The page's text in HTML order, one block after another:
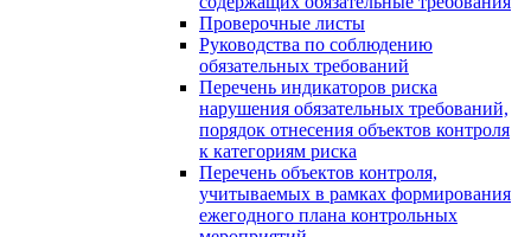
Проверочные листы
Руководства по соблюдению
обязательных требований
Перечень индикаторов риска
нарушения обязательных требований,
порядок отнесения объектов контроля
к категориям риска
Перечень объектов контроля,
учитываемых в рамках формирования
ежегодного плана контрольных